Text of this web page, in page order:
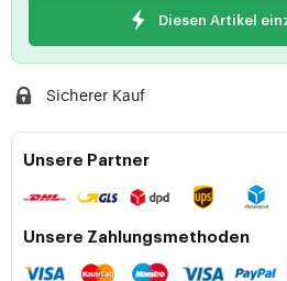
Diesen Artikel
Sicherer Kauf
Unsere Partner
Unsere Zahlungsmethoden